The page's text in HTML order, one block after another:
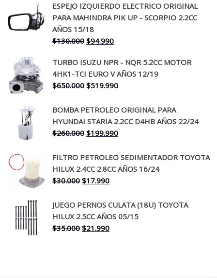
ESPEJO IZQUIERDO ELECTRICO ORIGINAL
PARA MAHINDRA PIK UP - SCORPIO 2.2CC
AÑOS 15/18
$130.000 El
original
era:
$130.000.
$94.990El
actual
es:
$94.990.
TURBO ISUZU NPR - NQR 5.2CC MOTOR
4HK1-TCI EURO V AÑOS 12/19
$650.000 El
original
era:
$650.000.
$519.990El
actual
es:
$519.990.
BOMBA PETROLEO ORIGINAL PARA
HYUNDAI STARIA 2.2CC D4HB AÑOS 22/24
$260.000 El
original
era:
$260.000.
$199.990El
actual
es:
FILTRO PETROLEO SEDIMENTADOR TOYOTA
HILUX 2.4CC 2.8CC AÑOS 16/24
$30.000 El
original
era:
$30.000.
$17.990El
actual
es:
$17.990.
JUEGO PERNOS CULATA (18U) TOYOTA
HILUX 2.5CC AÑOS 05/15
$35.000 El
$21.990El